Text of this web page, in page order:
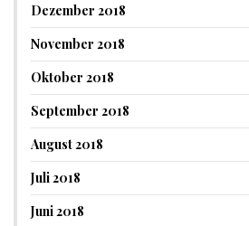
Dezember 2018
November 2018
Oktober 2018
September 2018
August 2018
Juli 2018
Juni 2018